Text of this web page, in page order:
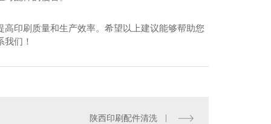
印刷质量和生产效率。希望以上建议能够帮助您
们！
陕西印刷配件清洗